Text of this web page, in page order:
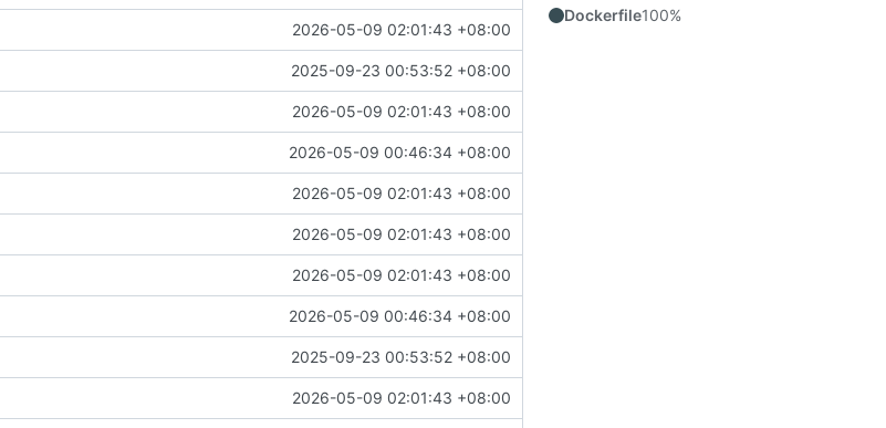
2026-05-09 02:01:43 +08:00
2025-09-23 00:53:52 +08:00
2026-05-09 02:01:43 +08:00
2026-05-09 00:46:34 +08:00
2026-05-09 02:01:43 +08:00
2026-05-09 02:01:43 +08:00
2026-05-09 02:01:43 +08:00
2026-05-09 00:46:34 +08:00
2025-09-23 00:53:52 +08:00
2026-05-09 02:01:43 +08:00
Dockerfile100%